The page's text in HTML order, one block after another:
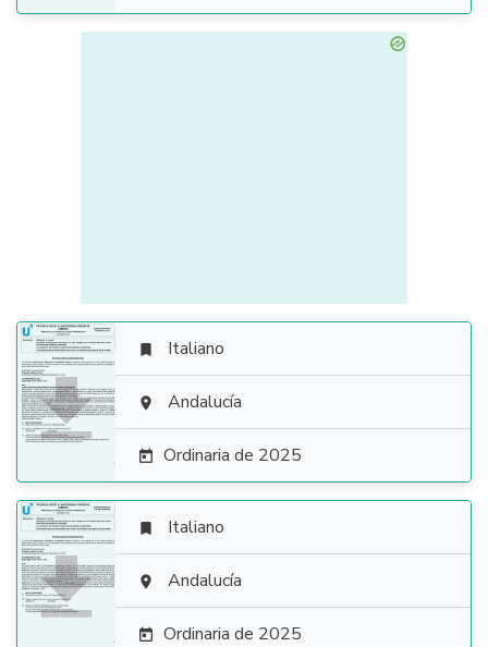

 Italiano
 Andalucía
 Ordinaria de 2025

 Italiano
 Andalucía
 Ordinaria de 2025